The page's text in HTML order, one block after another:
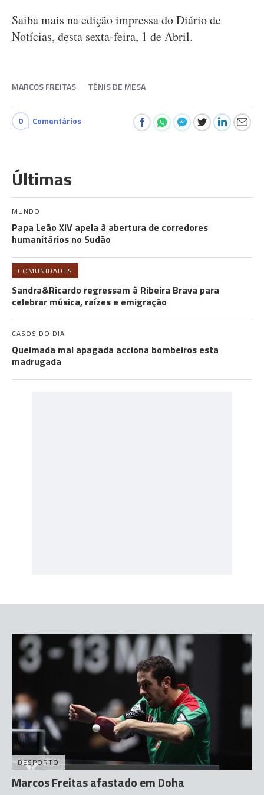
Saiba mais na edição impressa do Diário de
Notícias, desta sexta-feira, 1 de Abril.
MARCOS FREITAS TÉNIS DE MESA
0 Comentários
Últimas
MUNDO
Papa Leão XIV apela à abertura de corredores
humanitários no Sudão
COMUNIDADES
Sandra&Ricardo regressam à Ribeira Brava para
celebrar música, raízes e emigração
CASOS DO DIA
Queimada mal apagada acciona bombeiros esta
madrugada
DESPORTO
Marcos Freitas afastado em Doha